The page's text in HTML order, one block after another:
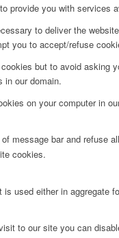
provide you with services
to deliver the
you to accept/refuse
but to avoid asking
in our domain.
on your computer in
message bar and refuse
cookies.
used either in aggregate
to our site you can